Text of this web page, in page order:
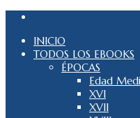
INICIO
TODOS LOS EBOOKS
ÉPOCAS
Edad
XVI
XVII